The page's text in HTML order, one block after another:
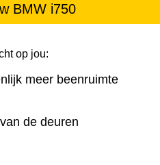
BMW i750
op jou:
meer beenruimte
de deuren